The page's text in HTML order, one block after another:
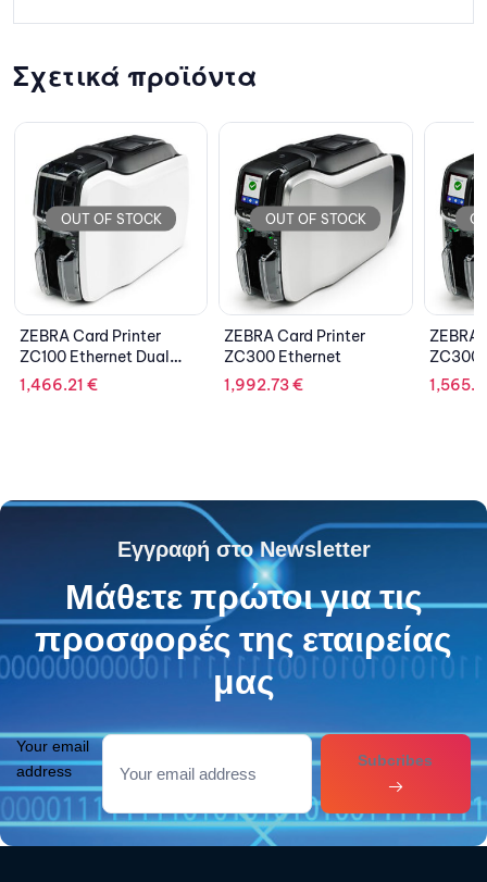
Σχετικά προϊόντα
OUT OF STOCK
ZEBRA Card Printer
ZC300 Ethernet
1,992.73
OUT OF STOCK
ZEBRA Card Printer
ZC300
1,565.90
Εγγραφή στο Newsletter
Μάθετε πρώτοι για τις
προσφορές της εταιρείας
μας
Your email
address
Subcribes